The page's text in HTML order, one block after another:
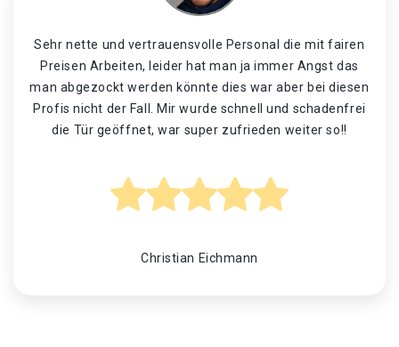
Sehr nette und vertrauensvolle Personal die mit fairen
Preisen Arbeiten, leider hat man ja immer Angst das
man abgezockt werden könnte dies war aber bei diesen
Profis nicht der Fall. Mir wurde schnell und schadenfrei
die Tür geöffnet, war super zufrieden weiter so!!
Christian Eichmann